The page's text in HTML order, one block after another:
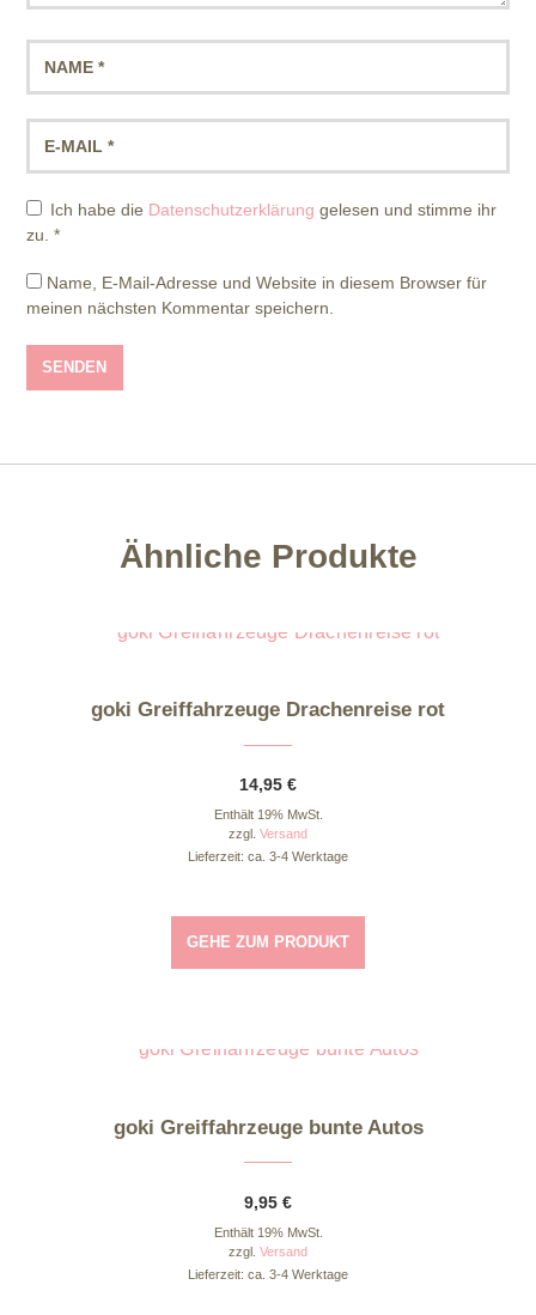
Ich habe die Datenschutzerklärung gelesen und stimme ihr
zu. *
Name, E-Mail-Adresse und Website in diesem Browser für
meinen nächsten Kommentar speichern.
Ähnliche Produkte
goki Greiffahrzeuge Drachenreise rot
14,95 €
Enthält 19% MwSt.
zzgl. Versand
Lieferzeit: ca. 3-4 Werktage
GEHE ZUM PRODUKT
Dieses Produkt weist mehrere Varianten auf. Die Optionen können auf der Produktseite gewählt werden
goki Greiffahrzeuge bunte Autos
9,95 €
Enthält 19% MwSt.
zzgl. Versand
Lieferzeit: ca. 3-4 Werktage